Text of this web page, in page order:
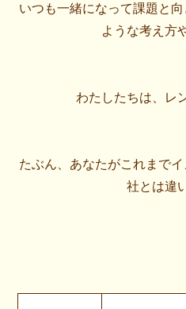
いつも一緒になって課題と
ような考え方
わたしたちは、レ
たぶん、あなたがこれまで
社とは違